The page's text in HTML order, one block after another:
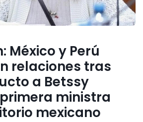
México y Perú
relaciones tras
a Betssy
ministra
mexicano